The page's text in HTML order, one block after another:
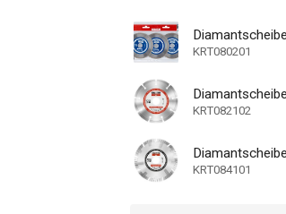
Drehzahl (n) min
Drehzahl (n) max
Verwendung für (Material)
Allgemeine Garantie
KRT080201
KRT082102
KRT084101